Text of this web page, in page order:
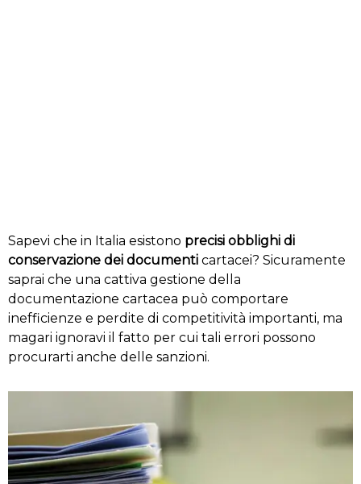
Sapevi che in Italia esistono precisi obblighi di
conservazione dei documenti cartacei? Sicuramente
saprai che una cattiva gestione della
documentazione cartacea può comportare
inefficienze e perdite di competitività importanti, ma
magari ignoravi il fatto per cui tali errori possono
procurarti anche delle sanzioni.